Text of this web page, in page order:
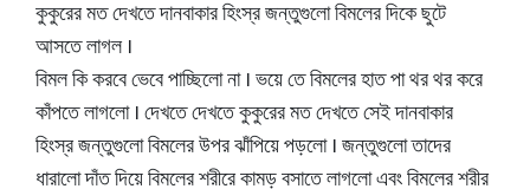
কুকুরের মত দেখতে দানবাকার হিংস্র জন্তুগুলো বিমলের দিকে ছুটে
আসতে লাগল ।
বিমল কি করবে ভেবে পাচ্ছিলো না । ভয়ে তে বিমলের হাত পা থর থর করে
কাঁপতে লাগলো । দেখতে দেখতে কুকুরের মত দেখতে সেই দানবাকার
হিংস্র জন্তুগুলো বিমলের উপর ঝাঁপিয়ে পড়লো । জন্তুগুলো তাদের
ধারালো দাঁত দিয়ে বিমলের শরীরে কামড় বসাতে লাগলো এবং বিমলের শরীর